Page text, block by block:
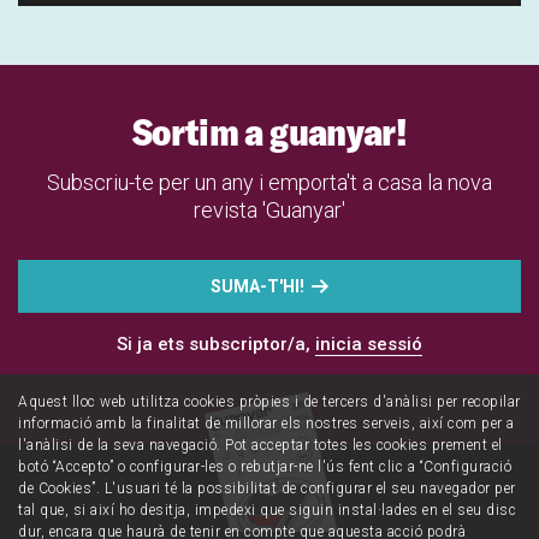
¿De qué planeta viniste para dejar en el camino
a tanto inglés?” Alguns potser no ho entendran, però
aquest gol narrat pel periodistaVictor Hugo Morales
considerat el més bell de la història dels mundials, ho
significa gairebé tot per a un país. És el 25 de juny de 1986.
Estadi Azteca, Ciutat de Mèxic. L’Argentina encara es llepa
les ferides d’una Guerra de les Malvines que va enfrontar,
esgotada, a les acaballes d’una dictadura sagnant que
havia deixat 30.000 desapareguts i una economia
devastada.Diego Armando Maradonasegella el pas a
semifinals després de fer el primer gol amb la mà. El mag i
Sortim a guanyar!
Subscriu-te per un any i emporta't a casa la nova
revista 'Guanyar'
SUMA-T'HI!
Si ja ets subscriptor/a, inicia sessió
Aquest lloc web utilitza cookies pròpies i de tercers d'anàlisi per recopilar
informació amb la finalitat de millorar els nostres serveis, així com per a
l'anàlisi de la seva navegació. Pot acceptar totes les cookies prement el
botó “Accepto” o configurar-les o rebutjar-ne l'ús fent clic a “Configuració
de Cookies”. L'usuari té la possibilitat de configurar el seu navegador per
tal que, si així ho desitja, impedexi que siguin instal·lades en el seu disc
dur, encara que haurà de tenir en compte que aquesta acció podrà